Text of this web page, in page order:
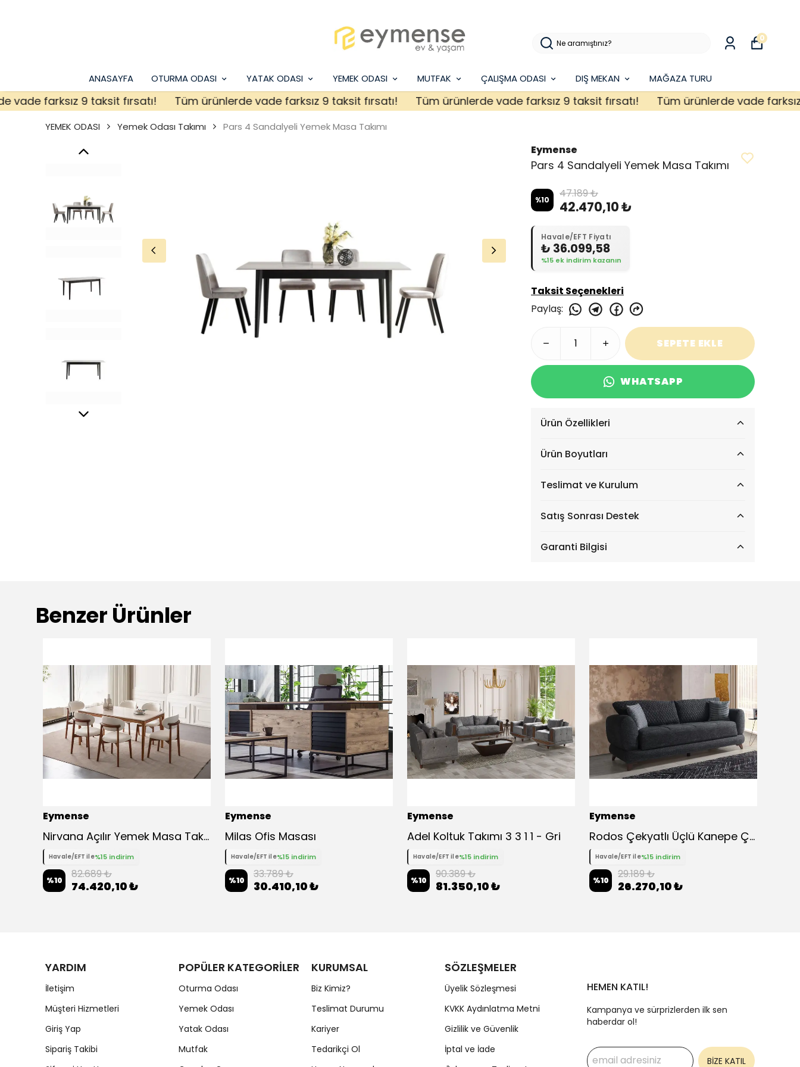
ANASAYFA OTURMA ODASI YATAK ODASI YEMEK ODASI MUTFAK ÇALIŞMA ODASI DIŞ MEKAN MAĞAZA TURU
0
farksız 9 taksit fırsatı! Tüm ürünlerde vade farksız 9 taksit fırsatı! Tüm ürünlerde vade farksız 9 taksit fırsatı! Tüm ürünlerde vade farksız 9
YEMEK ODASI Yemek Odası Takımı Pars 4 Sandalyeli Yemek Masa Takımı
Eymense
Pars 4 Sandalyeli Yemek Masa Takımı
%10 47.189 ₺
42.470,10 ₺
Havale/EFT Fiyatı
₺ 36.099,58
%15 ek indirim kazanın
Taksit Seçenekleri
Paylaş:
SEPETE EKLE
WHATSAPP
Ürün Özellikleri
Ürün Boyutları
Teslimat ve Kurulum
Satış Sonrası Destek
Garanti Bilgisi
Benzer Ürünler
Eymense
Nirvana Açılır Yemek Masa Takımı 6 Sandalyeli
Havale/EFT ile%15 indirim
%10 82.689 ₺
74.420,10 ₺
Eymense
Milas Ofis Masası
Havale/EFT ile%15 indirim
%10 33.789 ₺
30.410,10 ₺
Eymense
Adel Koltuk Takımı 3 3 1 1 - Gri
Havale/EFT ile%15 indirim
%10 90.389 ₺
81.350,10 ₺
Eymense
Rodos Çekyatlı Üçlü Kanepe Çekyat
Havale/EFT ile%15 indirim
%10 29.189 ₺
26.270,10 ₺
YARDIM
İletişim
Müşteri Hizmetleri
Giriş Yap
Sipariş Takibi
POPÜLER KATEGORİLER
Oturma Odası
Yemek Odası
Yatak Odası
Mutfak
KURUMSAL
Biz Kimiz?
Teslimat Durumu
Kariyer
Tedarikçi Ol
SÖZLEŞMELER
Üyelik Sözleşmesi
KVKK Aydınlatma Metni
Gizlilik ve Güvenlik
İptal ve İade
HEMEN KATIL!
Kampanya ve sürprizlerden ilk sen
haberdar ol!
BİZE KATIL